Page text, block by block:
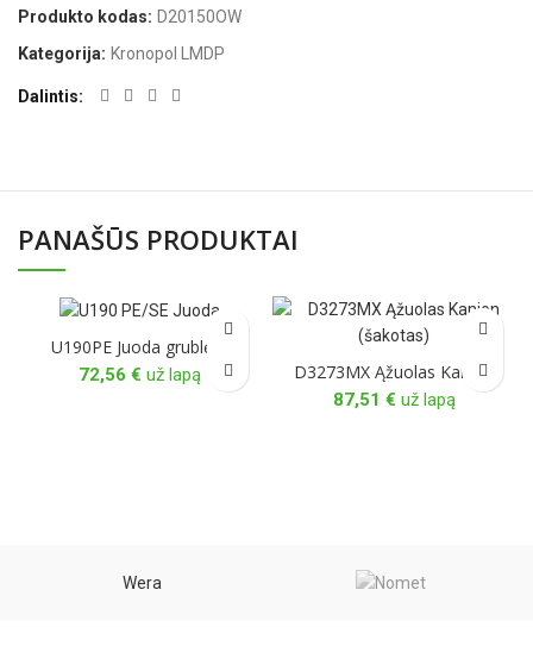
Produkto kodas: D20150OW
Kategorija: Kronopol LMDP
Dalintis
PANAŠŪS PRODUKTAI
U190PE Juoda grublėta
72,56 € už lapą D3273MX Ąžuolas Kanjon
87,51 € už lapą
Wera